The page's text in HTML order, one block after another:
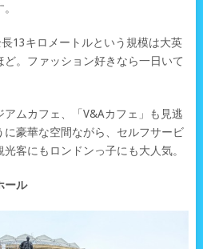
13キロメートルという規模は大英
。ファッション好きなら一日いて
ムカフェ、「V&Aカフェ」も見逃
豪華な空間ながら、セルフサービ
客にもロンドンっ子にも大人気。
ール